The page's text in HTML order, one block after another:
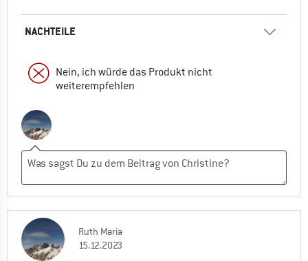
NACHTEILE
Nein, ich würde das Produkt nicht
weiterempfehlen
Ruth Maria
15.12.2023